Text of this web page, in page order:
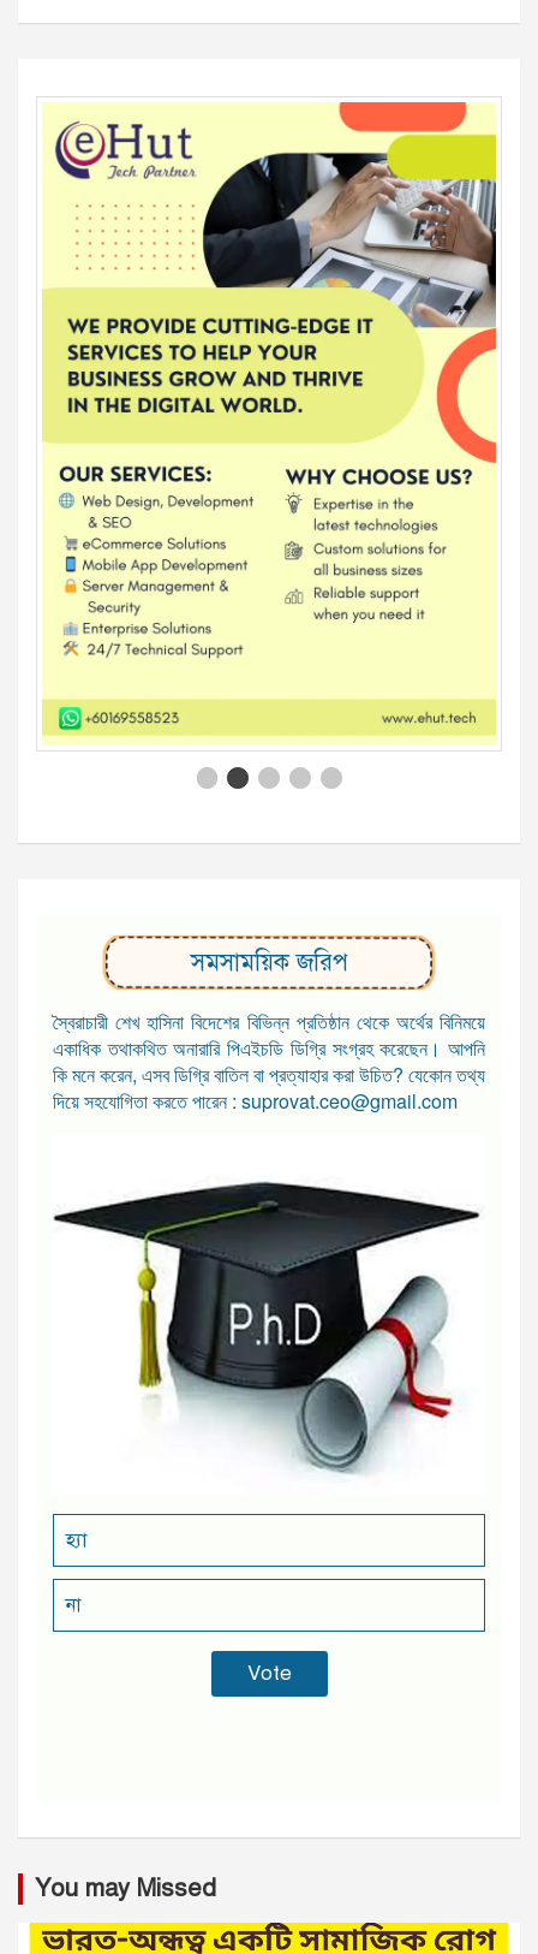
সমসাময়িক জরিপ
স্বৈরাচারী শেখ হাসিনা বিদেশের বিভিন্ন প্রতিষ্ঠান থেকে অর্থের বিনিময়ে
একাধিক তথাকথিত অনারারি পিএইচডি ডিগ্রি সংগ্রহ করেছেন। আপনি
কি মনে করেন, এসব ডিগ্রি বাতিল বা প্রত্যাহার করা উচিত? যেকোন তথ্য
দিয়ে সহযোগিতা করতে পারেন : suprovat.ceo@gmail.com
হ্যা
না
You may Missed